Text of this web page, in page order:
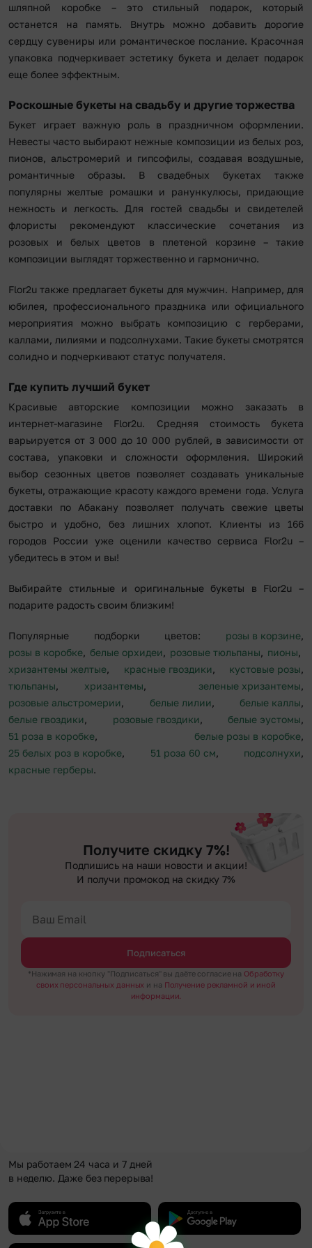
шляпной коробке – это стильный подарок, который
останется на память. Внутрь можно добавить дорогие
сердцу сувениры или романтическое послание. Красочная
упаковка подчеркивает эстетику букета и делает подарок
еще более эффектным.
Роскошные букеты на свадьбу и другие торжества
Букет играет важную роль в праздничном оформлении.
Невесты часто выбирают нежные композиции из белых роз,
пионов, альстромерий и гипсофилы, создавая воздушные,
романтичные образы. В свадебных букетах также
популярны желтые ромашки и ранункулюсы, придающие
нежность и легкость. Для гостей свадьбы и свидетелей
флористы рекомендуют классические сочетания из
розовых и белых цветов в плетеной корзине – такие
композиции выглядят торжественно и гармонично.
Flor2u также предлагает букеты для мужчин. Например, для
юбилея, профессионального праздника или официального
мероприятия можно выбрать композицию с герберами,
каллами, лилиями и подсолнухами. Такие букеты смотрятся
солидно и подчеркивают статус получателя.
Где купить лучший букет
Красивые авторские композиции можно заказать в
интернет-магазине Flor2u. Средняя стоимость букета
варьируется от 3 000 до 10 000 рублей, в зависимости от
состава, упаковки и сложности оформления. Широкий
выбор сезонных цветов позволяет создавать уникальные
букеты, отражающие красоту каждого времени года. Услуга
доставки по Абакану позволяет получать свежие цветы
быстро и удобно, без лишних хлопот. Клиенты из 166
городов России уже оценили качество сервиса Flor2u –
убедитесь в этом и вы!
Выбирайте стильные и оригинальные букеты в Flor2u –
подарите радость своим близким!
Популярные подборки цветов: розы в корзине,
розы в коробке, белые орхидеи, розовые тюльпаны, пионы,
хризантемы желтые, красные гвоздики, кустовые розы,
тюльпаны, хризантемы, зеленые хризантемы,
розовые альстромерии, белые лилии, белые каллы,
белые гвоздики, розовые гвоздики, белые эустомы,
51 роза в коробке, белые розы в коробке,
25 белых роз в коробке, 51 роза 60 см, подсолнухи,
красные герберы.
Получите скидку 7%!
Подпишись на наши новости и акции!
И получи промокод на скидку 7%
Подписаться
*Нажимая на кнопку "Подписаться" вы даёте согласие на Обработку
своих персональных данных и на Получение рекламной и иной
информации.
Мы работаем 24 часа и 7 дней
в неделю. Даже без перерыва!